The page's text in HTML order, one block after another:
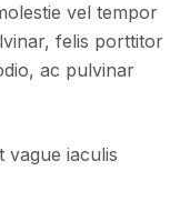
vel tempor
felis porttitor
ac pulvinar
vague iaculis